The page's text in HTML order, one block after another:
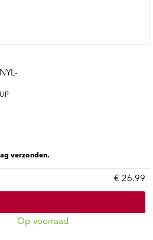
verzonden.
€ 26.99
Op voorraad